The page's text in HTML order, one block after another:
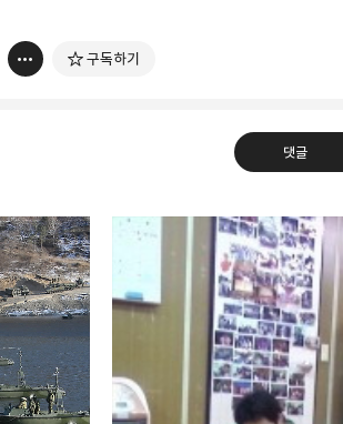
구독하기
댓글
thebravepost.com
bravesjb@gmail.com, South Korea, Since 2004
구독하기
구독하기 트위